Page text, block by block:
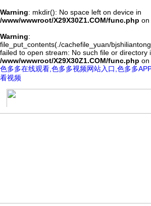
Warning: mkdir(): No space left on device in
/www/wwwroot/X29X30Z1.COM/func.php on
Warning:
file_put_contents(./cachefile_yuan/
failed to open stream: No such file or directory
/www/wwwroot/X29X30Z1.COM/func.php on
色多多在线观看,色多多视频网站入口,色多多
看视频